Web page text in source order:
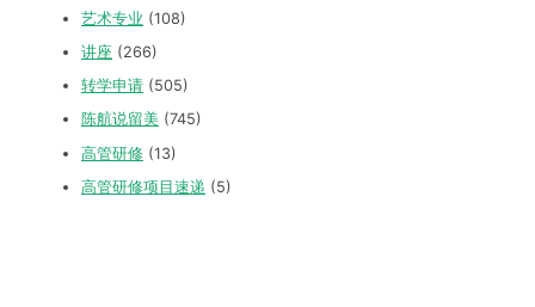
艺术专业 (108)
讲座 (266)
转学申请 (505)
陈航说留美 (745)
高管研修 (13)
高管研修项目速递 (5)